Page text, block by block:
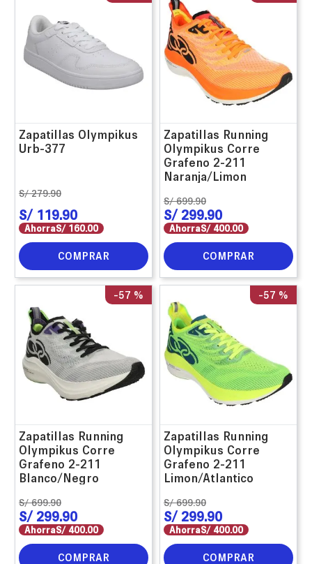
Zapatillas Olympikus
Urb-377
S/ 279.90
S/ 119.90
AhorraS/ 160.00
COMPRAR
Zapatillas Running
Olympikus Corre
Grafeno 2-211
Naranja/Limon
S/ 699.90
S/ 299.90
AhorraS/ 400.00
COMPRAR
-57 %
Zapatillas Running
Olympikus Corre
Grafeno 2-211
Blanco/Negro
S/ 699.90
S/ 299.90
AhorraS/ 400.00
COMPRAR
-57 %
Zapatillas Running
Olympikus Corre
Grafeno 2-211
Limon/Atlantico
S/ 699.90
S/ 299.90
AhorraS/ 400.00
COMPRAR